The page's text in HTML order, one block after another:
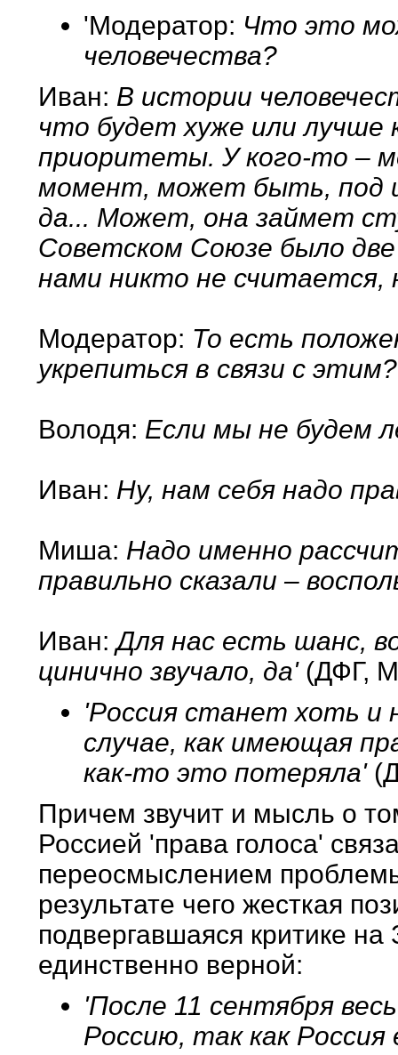
'Модератор: Что это
человечества?
Иван: В истории
что будет хуже или лучше
приоритеты. У кого-то –
момент, может быть, под
да... Может, она займет
Советском Союзе было
нами никто не считается,
Модератор: То есть
укрепиться в связи с этим?
Володя: Если мы не будем
Иван: Ну, нам себя надо
Миша: Надо именно
правильно сказали –
Иван:Для нас есть шанс,
цинично звучало, да'(ДФГ,
'Россия станет хоть и
случае, как имеющая
как-то это потеряла'
Причем звучит и мысль о
Россией 'права голоса'
переосмыслением
результате чего жесткая
подвергавшаяся критике
единственно верной:
'После 11 сентября
Россию, так как